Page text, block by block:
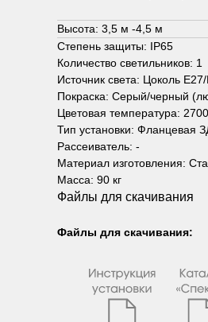
Высота: 3,5 м -4,5 м
Степень защиты: IP65
Количество светильников: 1
Источник света: Цоколь
Покраска: Серый/черный
Цветовая температура:
Тип установки: Фланцевая
Рассеиватель: -
Материал изготовления:
Масса: 90 кг
Файлы для скачивания
Файлы для скачивания: